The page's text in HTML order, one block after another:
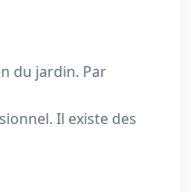
du jardin. Par
Il existe des